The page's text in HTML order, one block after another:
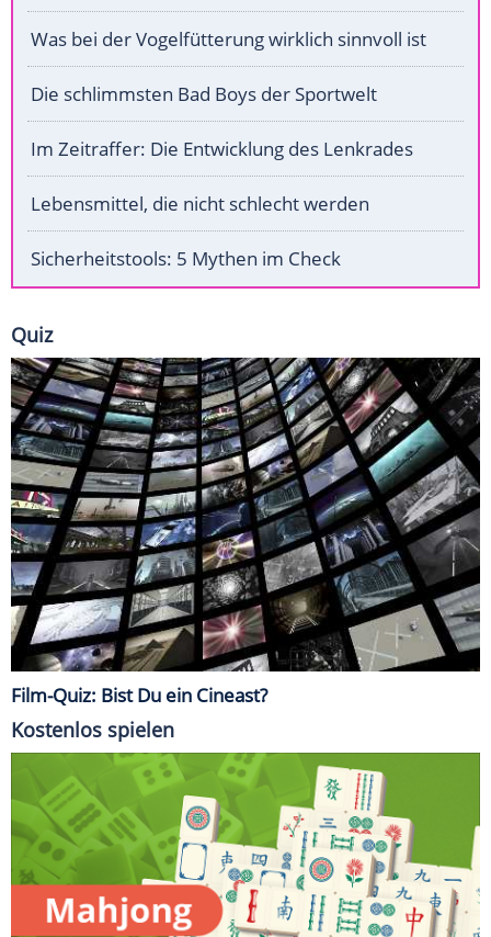
Was bei der Vogelfütterung wirklich sinnvoll ist
Die schlimmsten Bad Boys der Sportwelt
Im Zeitraffer: Die Entwicklung des Lenkrades
Lebensmittel, die nicht schlecht werden
Sicherheitstools: 5 Mythen im Check
Quiz
Film-Quiz: Bist Du ein Cineast?
Kostenlos spielen